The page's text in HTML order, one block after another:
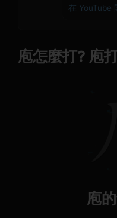
在 YouTube
庖怎麼打? 庖
庖